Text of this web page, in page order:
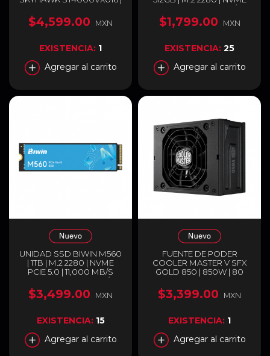
SATA III 6 GB/S | 5400 RPM
| 256 MB CACHÉ |
VIDEOVIGILANCIA 24/7 |
COMPATIBLE CON
DVR/NVR DE 1–16 BAHÍAS
Y HASTA 64 CÁMARAS |
$4,599.00 MXN
EXISTENCIA: 1
Agregar al carrito
PCIE 3.0 | 3,500 MB/S
LECTURA | 2,500 MB/S
ESCRITURA | BIWIN
$1,799.00 MXN
EXISTENCIA: 25
Agregar al carrito
UNIDAD SSD BIWIN M560
| 1TB | M.2 2280 | NVME
PCIE 5.0 | 11,000 MB/S
LECTURA | 9,700 MB/S
ESCRITURA |
BM560NN01TB-RGX
$3,499.00 MXN
EXISTENCIA: 15
Agregar al carrito
FUENTE DE PODER
COOLER MASTER V SFX
GOLD 850 | 850W | 80
MODULAR | COMPATIBLE
CON ATX 3.0 Y PCIE 5.0 |
SFHAGV-3EUS
$3,399.00 MXN
EXISTENCIA: 1
Agregar al carrito